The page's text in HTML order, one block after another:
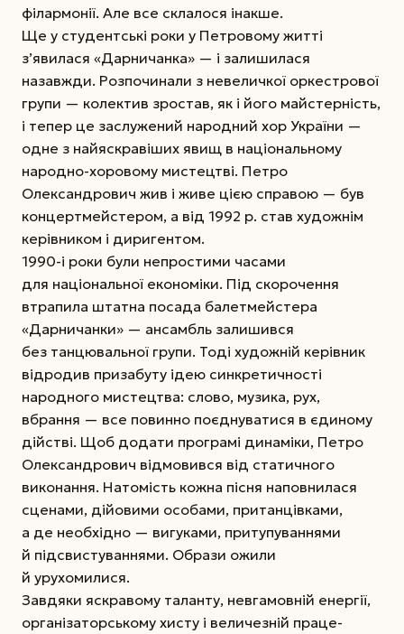
філармонії. Але все склалося інакше.
Ще у студентські роки у Петровому житті
з’явилася «Дарничанка» — і залишилася
назавжди. Розпочинали з невеличкої оркестрової
групи — колектив зростав, як і його майстерність,
і тепер це заслужений народний хор України —
одне з найяскравіших явищ в національному
народно-хоровому мистецтві. Петро
Олександрович жив і живе цією справою — був
концертмейстером, а від 1992 р. став художнім
керівником і диригентом.
1990-і роки були непростими часами
для національної економіки. Під скорочення
втрапила штатна посада балетмейстера
«Дарничанки» — ансамбль залишився
без танцювальної групи. Тоді художній керівник
відродив призабуту ідею синкретичності
народного мистецтва: слово, музика, рух,
вбрання — все повинно поєднуватися в єдиному
дійстві. Щоб додати програмі динаміки, Петро
Олександрович відмовився від статичного
виконання. Натомість кожна пісня наповнилася
сценами, дійовими особами, пританцівками,
а де необхідно — вигуками, притупуваннями
й підсвистуваннями. Образи ожили
й урухомилися.
Завдяки яскравому таланту, невгамовній енергії,
організаторському хисту і величезній праце­